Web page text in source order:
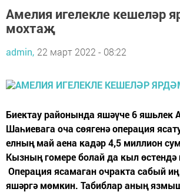
Амелия игелекле кешеләр
мохтаҗ
admin, 22 март 2022 - 08:22
Биектау районында яшәүче 6 яшьлек
Шаһиевага оча сөягенә операция
елның май аена кадәр 4,5 миллион
Кызның гомере болай да кыл өстендә
Операция ясамаган очракта сабый иң
яшәргә мөмкин. Табиблар аның